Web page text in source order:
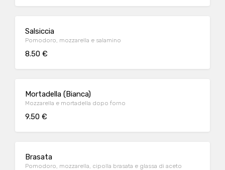
Salsiccia
Pomodoro, mozzarella e salamino
8.50 €
Mortadella (Bianca)
Mozzarella e mortadella dopo forno
9.50 €
Brasata
Pomodoro, mozzarella, cipolla brasata e glassa di aceto